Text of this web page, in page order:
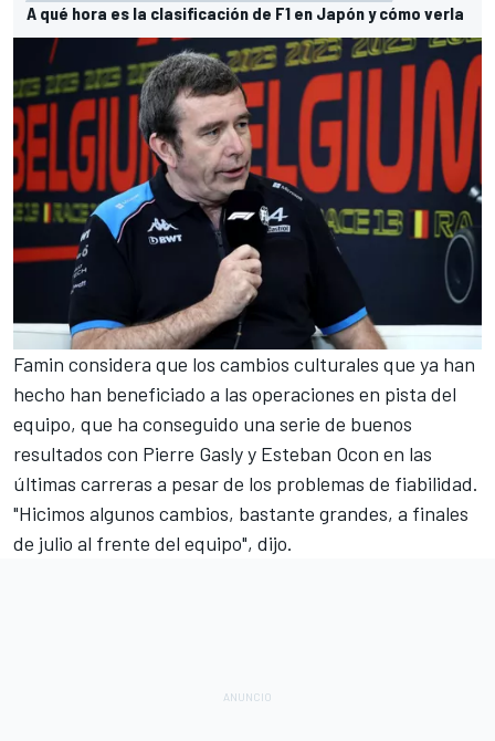
A qué hora es la clasificación de F1 en Japón y cómo verla
Famin considera que los cambios culturales que ya han
hecho han beneficiado a las operaciones en pista del
equipo, que ha conseguido una serie de buenos
resultados con Pierre Gaslyy Esteban Ocon en las
últimas carreras a pesar de los problemas de fiabilidad.
"Hicimos algunos cambios, bastante grandes, a finales
de julio al frente del equipo", dijo.